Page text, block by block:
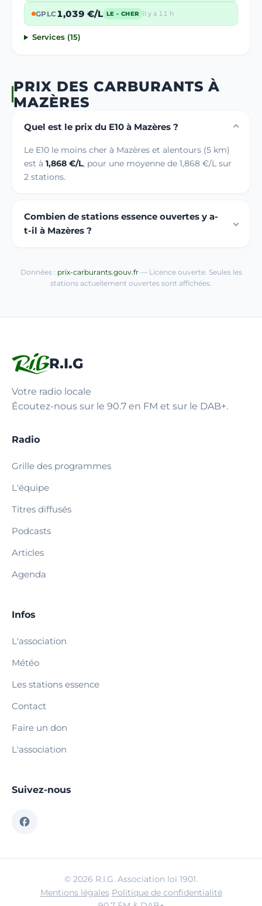
GPLC1,039 €/L LE - CHER il y a 11 h
Services (15)
PRIX DES CARBURANTS À
MAZÈRES
Quel est le prix du E10 à Mazères ?
Le E10 le moins cher à Mazères et alentours (5 km)
est à 1,868 €/L, pour une moyenne de 1,868 €/L sur
2 stations.
Combien de stations essence ouvertes y a-
t-il à Mazères ?
Données : prix-carburants.gouv.fr— Licence ouverte. Seules les
stations actuellement ouvertes sont affichées.
R.I.G
Votre radio locale
Écoutez-nous sur le 90.7 en FM et sur le DAB+.
Radio
Grille des programmes
L'équipe
Titres diffusés
Podcasts
Articles
Agenda
Infos
L'association
Météo
Les stations essence
Contact
Faire un don
L'association
Suivez-nous
© 2026 R.I.G. Association loi 1901.
Mentions légales·Politique de confidentialité